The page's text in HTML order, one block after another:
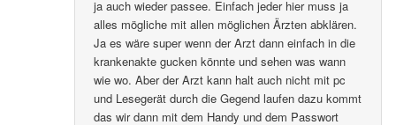
ja auch wieder passee. Einfach jeder hier muss ja
alles mögliche mit allen möglichen Ärzten abklären.
Ja es wäre super wenn der Arzt dann einfach in die
krankenakte gucken könnte und sehen was wann
wie wo. Aber der Arzt kann halt auch nicht mit pc
und Lesegerät durch die Gegend laufen dazu kommt
das wir dann mit dem Handy und dem Passwort